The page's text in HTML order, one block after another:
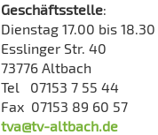
Geschäftsstelle:
Dienstag 17.00 bis 18.30
Esslinger Str. 40
73776 Altbach
Tel 07153 7 55 44
Fax 07153 89 60 57
tva@tv-altbach.de